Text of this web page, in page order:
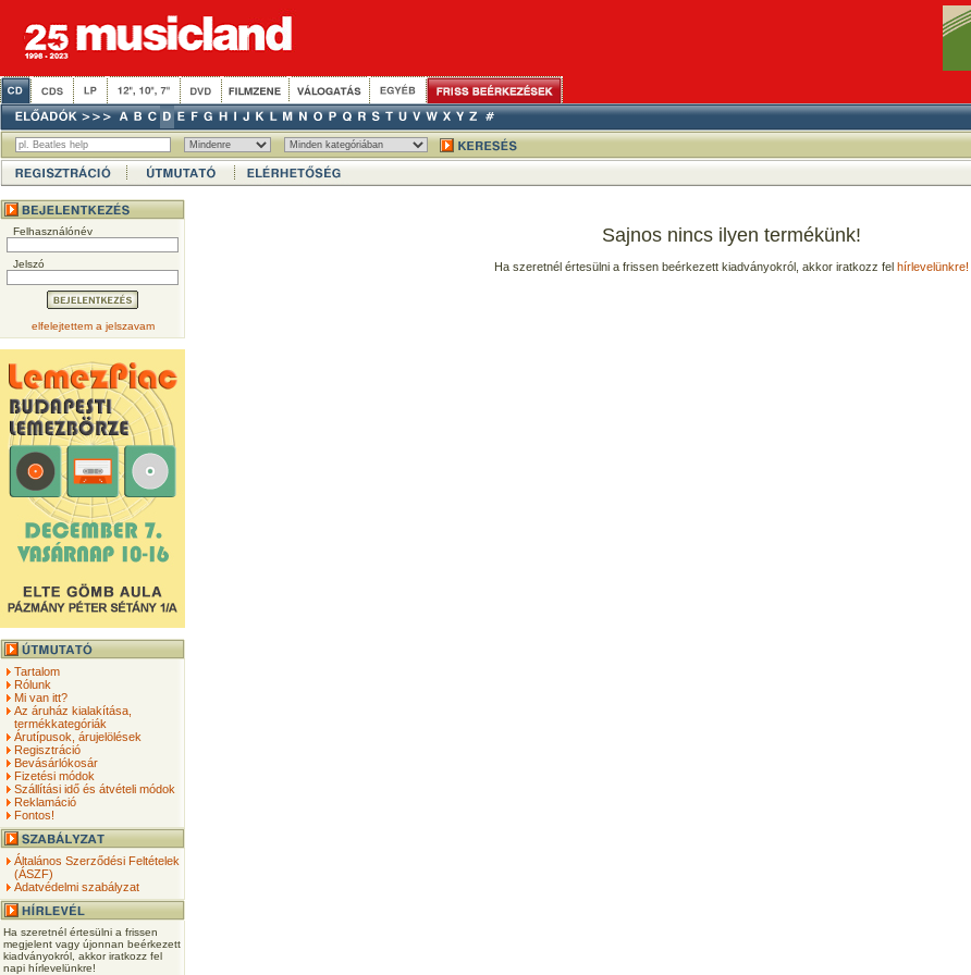
Felhasználónév
Jelszó
elfelejtettem a jelszavam
Tartalom
Rólunk
Mi van itt?
Az áruház kialakítása,
termékkategóriák
Árutípusok, árujelölések
Regisztráció
Bevásárlókosár
Fizetési módok
Szállítási idő és átvételi módok
Reklamáció
Fontos!
Általános Szerződési Feltételek
(ÁSZF)
Adatvédelmi szabályzat
Ha szeretnél értesülni a frissen
megjelent vagy újonnan beérkezett
kiadványokról, akkor iratkozz fel
napi hírlevelünkre!
Sajnos nincs ilyen termékünk!
Ha szeretnél értesülni a frissen beérkezett kiadványokról, akkor iratkozz fel hírlevelünkre!